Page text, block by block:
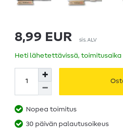
8,99 EUR sis. ALV
Heti lähetettävissä, toimitusaika
Nopea toimitus
30 päivän palautusoikeus